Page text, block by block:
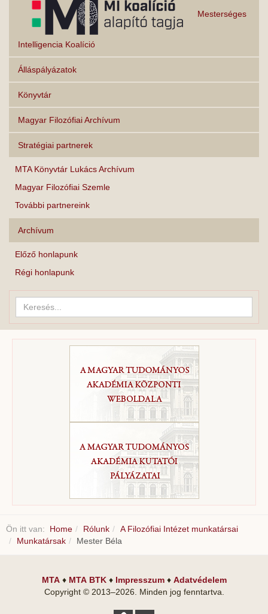
Mesterséges
Intelligencia Koalíció
Álláspályázatok
Könyvtár
Magyar Filozófiai Archívum
Stratégiai partnerek
MTA Könyvtár Lukács Archívum
Magyar Filozófiai Szemle
További partnereink
Archívum
Előző honlapunk
Régi honlapunk
Keresés...
Ön itt van: Home Rólunk
A Filozófiai Intézet munkatársai
Munkatársak
Mester Béla
MTA♦ MTA BTK♦ Impresszum♦ Adatvédelem
Copyright © 2013–2026 . Minden jog fenntartva.